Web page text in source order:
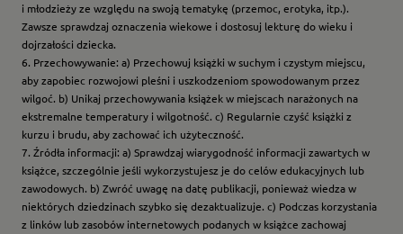
i młodzieży ze względu na swoją tematykę (przemoc, erotyka, itp.).
Zawsze sprawdzaj oznaczenia wiekowe i dostosuj lekturę do wieku i
dojrzałości dziecka.
6. Przechowywanie: a) Przechowuj książki w suchym i czystym miejscu,
aby zapobiec rozwojowi pleśni i uszkodzeniom spowodowanym przez
wilgoć. b) Unikaj przechowywania książek w miejscach narażonych na
ekstremalne temperatury i wilgotność. c) Regularnie czyść książki z
kurzu i brudu, aby zachować ich użyteczność.
7. Źródła informacji: a) Sprawdzaj wiarygodność informacji zawartych w
książce, szczególnie jeśli wykorzystujesz je do celów edukacyjnych lub
zawodowych. b) Zwróć uwagę na datę publikacji, ponieważ wiedza w
niektórych dziedzinach szybko się dezaktualizuje. c) Podczas korzystania
z linków lub zasobów internetowych podanych w książce zachowaj